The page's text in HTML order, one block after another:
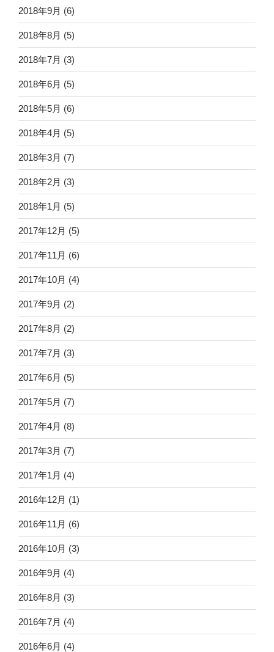
2018年9月 (6)
2018年8月 (5)
2018年7月 (3)
2018年6月 (5)
2018年5月 (6)
2018年4月 (5)
2018年3月 (7)
2018年2月 (3)
2018年1月 (5)
2017年12月 (5)
2017年11月 (6)
2017年10月 (4)
2017年9月 (2)
2017年8月 (2)
2017年7月 (3)
2017年6月 (5)
2017年5月 (7)
2017年4月 (8)
2017年3月 (7)
2017年1月 (4)
2016年12月 (1)
2016年11月 (6)
2016年10月 (3)
2016年9月 (4)
2016年8月 (3)
2016年7月 (4)
2016年6月 (4)